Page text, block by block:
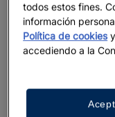
sencilla que no
naturaleza. Un
extender en el
una iluminación
bastarán para
que está
todos estos fines.
información
Política de cookiesy
accediendo a la